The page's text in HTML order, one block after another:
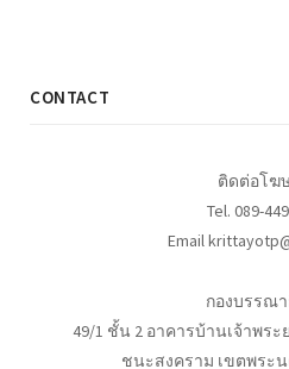
CONTACT
ติดต่อโฆ
Tel. 089-
Email
กองบรรณ
49/1 ชั้น 2 อาคารบ้านเจ้าพร
ชนะสงคราม เขตพระน